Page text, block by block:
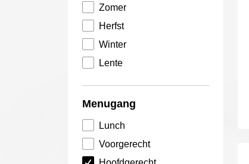
Zomer
Herfst
Winter
Lente
Menugang
Lunch
Voorgerecht